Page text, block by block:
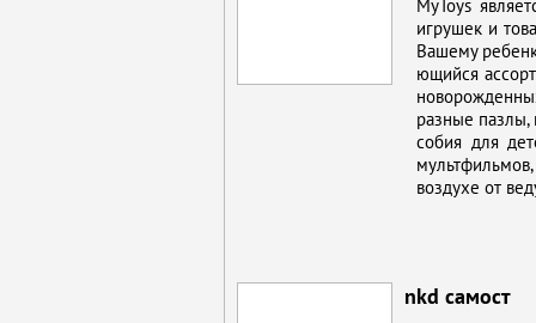
MyToys
иг­ру­шек и
Ва­ше­му
ю­щий­ся
раз­ные
со­бия для
воз­ду­хе от
nkd самост